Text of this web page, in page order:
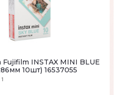
Fujifilm INSTAX MINI BLUE
10шт) 16537055
1